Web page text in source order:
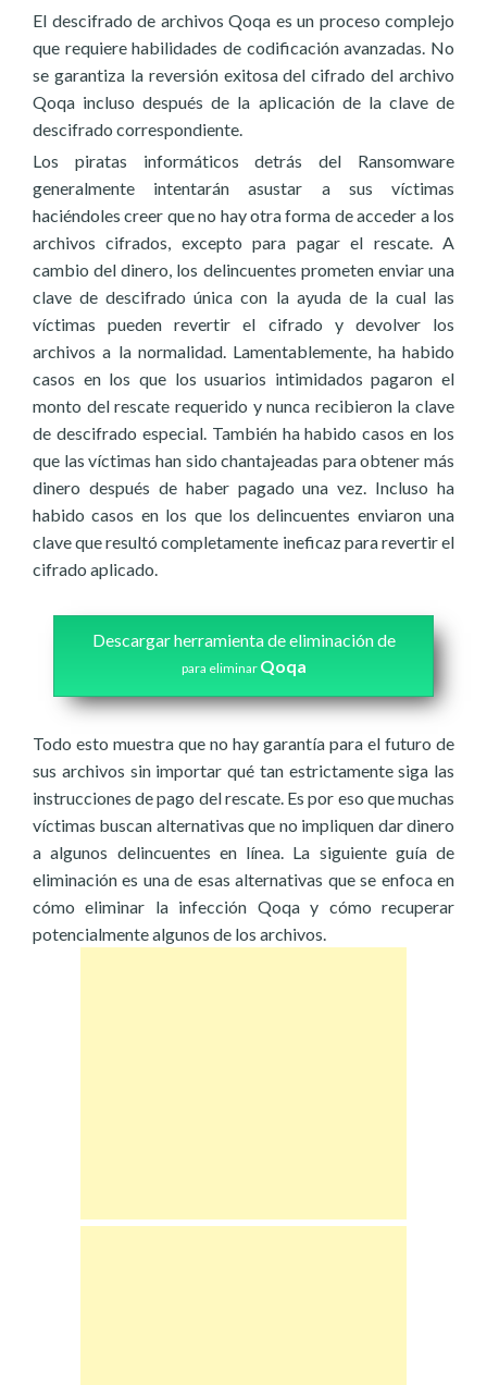
El descifrado de archivos Qoqa es un proceso complejo
que requiere habilidades de codificación avanzadas. No
se garantiza la reversión exitosa del cifrado del archivo
Qoqa incluso después de la aplicación de la clave de
descifrado correspondiente.
Los piratas informáticos detrás del Ransomware
generalmente intentarán asustar a sus víctimas
haciéndoles creer que no hay otra forma de acceder a los
archivos cifrados, excepto para pagar el rescate. A
cambio del dinero, los delincuentes prometen enviar una
clave de descifrado única con la ayuda de la cual las
víctimas pueden revertir el cifrado y devolver los
archivos a la normalidad. Lamentablemente, ha habido
casos en los que los usuarios intimidados pagaron el
monto del rescate requerido y nunca recibieron la clave
de descifrado especial. También ha habido casos en los
que las víctimas han sido chantajeadas para obtener más
dinero después de haber pagado una vez. Incluso ha
habido casos en los que los delincuentes enviaron una
clave que resultó completamente ineficaz para revertir el
cifrado aplicado.
Descargar herramienta de eliminación de
para eliminar Qoqa
Todo esto muestra que no hay garantía para el futuro de
sus archivos sin importar qué tan estrictamente siga las
instrucciones de pago del rescate. Es por eso que muchas
víctimas buscan alternativas que no impliquen dar dinero
a algunos delincuentes en línea. La siguiente guía de
eliminación es una de esas alternativas que se enfoca en
cómo eliminar la infección Qoqa y cómo recuperar
potencialmente algunos de los archivos.